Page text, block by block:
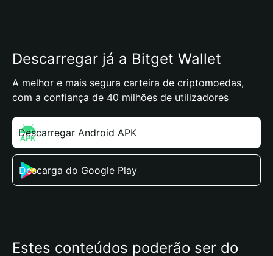
Descarregar já a Bitget Wallet
A melhor e mais segura carteira de criptomoedas,
com a confiança de 40 milhões de utilizadores
Descarregar Android APK
Descarga do Google Play
Estes conteúdos poderão ser do